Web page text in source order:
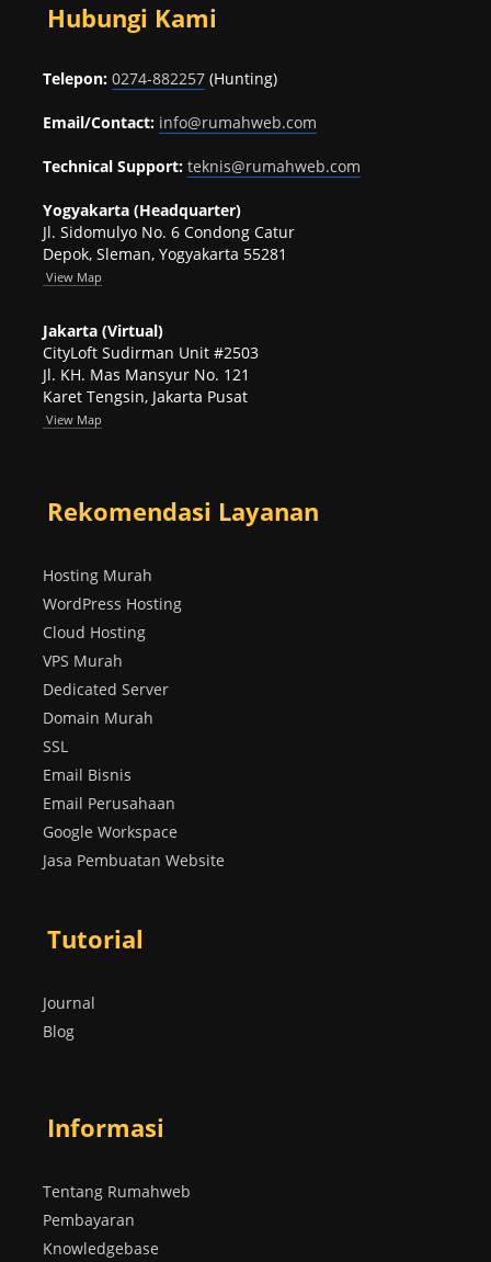
Hubungi Kami
Telepon: 0274-882257 (Hunting)
Email/Contact: info@rumahweb.com
Technical Support: teknis@rumahweb.com
Yogyakarta (Headquarter)
Jl. Sidomulyo No. 6 Condong Catur
Depok, Sleman, Yogyakarta 55281
View Map
Jakarta (Virtual)
CityLoft Sudirman Unit #2503
Jl. KH. Mas Mansyur No. 121
Karet Tengsin, Jakarta Pusat
View Map
Rekomendasi Layanan
Hosting Murah
WordPress Hosting
Cloud Hosting
VPS Murah
Dedicated Server
Domain Murah
SSL
Email Bisnis
Email Perusahaan
Google Workspace
Jasa Pembuatan Website
Tutorial
Journal
Blog
Informasi
Tentang Rumahweb
Pembayaran
Knowledgebase